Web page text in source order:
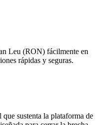
Leu (RON) fácilmente en
rápidas y seguras.
sustenta la plataforma de